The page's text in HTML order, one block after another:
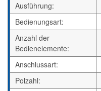
Ausführung:
Bedienungsart:
Anzahl der
Bedienelemente:
Anschlussart:
Polzahl: